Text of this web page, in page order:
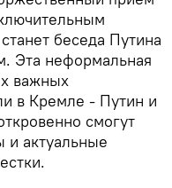
беседа Путина
Эта неформальная
важных
в Кремле - Путин и
смогут
и актуальные